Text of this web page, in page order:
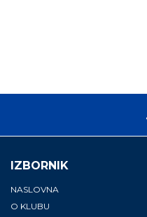
IZBORNIK
NASLOVNA
O KLUBU